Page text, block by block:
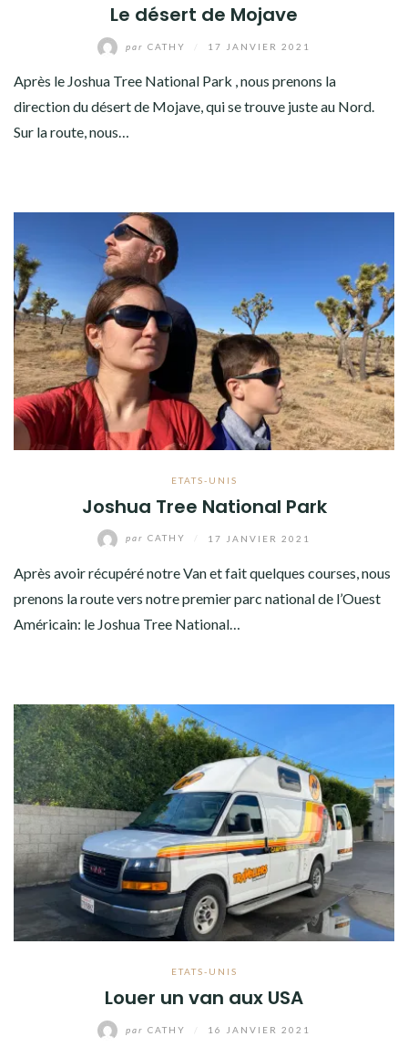
Le désert de Mojave
par CATHY 17 JANVIER 2021
Après le Joshua Tree National Park , nous prenons la
direction du désert de Mojave, qui se trouve juste au Nord.
Sur la route, nous…
ETATS-UNIS
Joshua Tree National Park
par CATHY 17 JANVIER 2021
Après avoir récupéré notre Van et fait quelques courses, nous
prenons la route vers notre premier parc national de l’Ouest
Américain: le Joshua Tree National…
ETATS-UNIS
Louer un van aux USA
par CATHY 16 JANVIER 2021